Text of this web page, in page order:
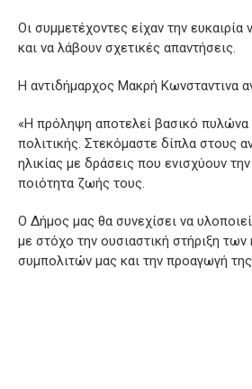
Οι συμμετέχοντες είχαν την
και να λάβουν σχετικές απαντήσεις.
Η αντιδήμαρχος Μακρή Κωνσταντινα
«Η πρόληψη αποτελεί βασικό πυλώνα
πολιτικής. Στεκόμαστε δίπλα στους
ηλικίας με δράσεις που ενισχύουν
ποιότητα ζωής τους.
Ο Δήμος μας θα συνεχίσει να
με στόχο την ουσιαστική στήριξη
συμπολιτών μας και την προαγωγή της